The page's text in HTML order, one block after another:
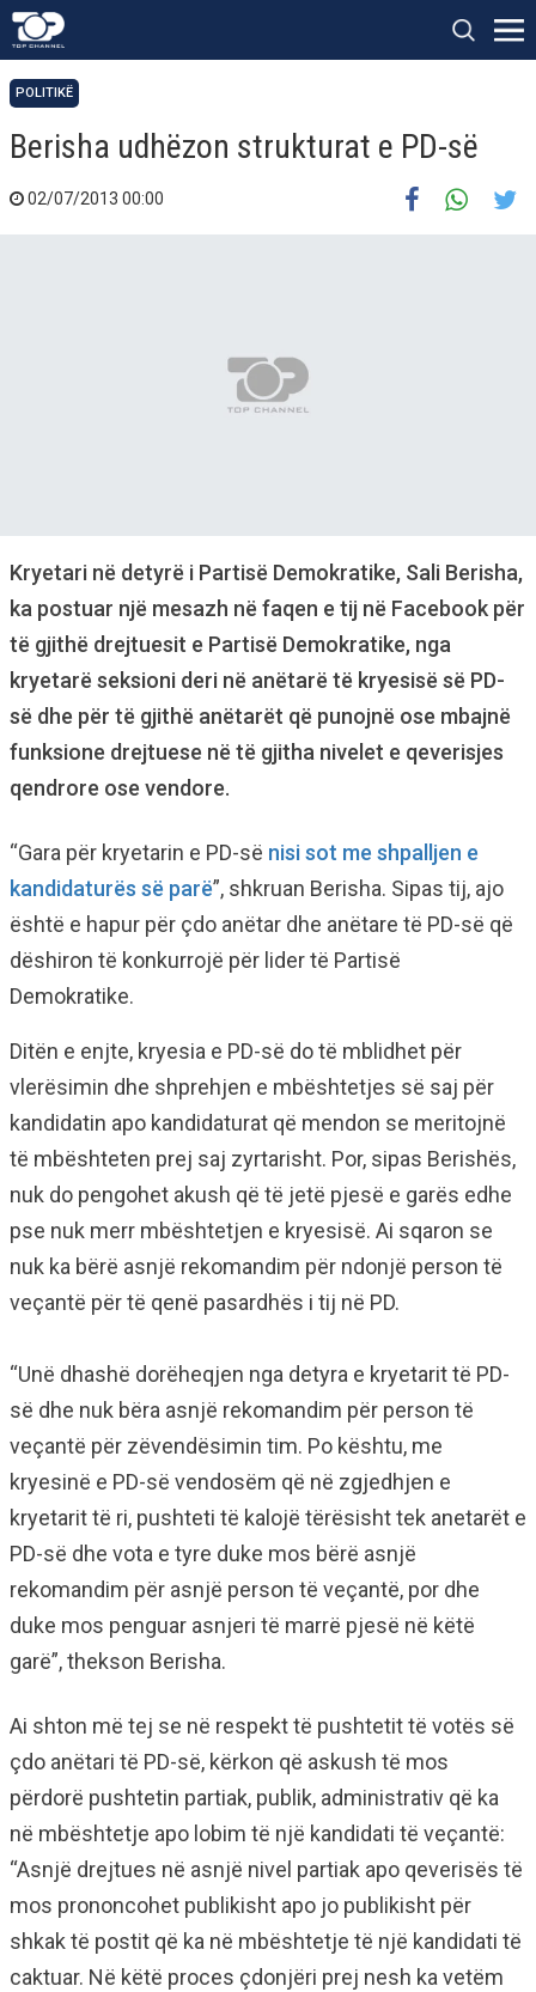
POLITIKË
Berisha udhëzon strukturat e PD-së
02/07/2013 00:00
Kryetari në detyrë i Partisë Demokratike, Sali Berisha,
ka postuar një mesazh në faqen e tij në Facebook për
të gjithë drejtuesit e Partisë Demokratike, nga
kryetarë seksioni deri në anëtarë të kryesisë së PD-
së dhe për të gjithë anëtarët që punojnë ose mbajnë
funksione drejtuese në të gjitha nivelet e qeverisjes
qendrore ose vendore.
“Gara për kryetarin e PD-së nisi sot me shpalljen e
kandidaturës së parë”, shkruan Berisha. Sipas tij, ajo
është e hapur për çdo anëtar dhe anëtare të PD-së që
dëshiron të konkurrojë për lider të Partisë
Demokratike.
Ditën e enjte, kryesia e PD-së do të mblidhet për
vlerësimin dhe shprehjen e mbështetjes së saj për
kandidatin apo kandidaturat që mendon se meritojnë
të mbështeten prej saj zyrtarisht. Por, sipas Berishës,
nuk do pengohet akush që të jetë pjesë e garës edhe
pse nuk merr mbështetjen e kryesisë. Ai sqaron se
nuk ka bërë asnjë rekomandim për ndonjë person të
veçantë për të qenë pasardhës i tij në PD.
“Unë dhashë dorëheqjen nga detyra e kryetarit të PD-
së dhe nuk bëra asnjë rekomandim për person të
veçantë për zëvendësimin tim. Po kështu, me
kryesinë e PD-së vendosëm që në zgjedhjen e
kryetarit të ri, pushteti të kalojë tërësisht tek anetarët e
PD-së dhe vota e tyre duke mos bërë asnjë
rekomandim për asnjë person të veçantë, por dhe
duke mos penguar asnjeri të marrë pjesë në këtë
garë”, thekson Berisha.
Ai shton më tej se në respekt të pushtetit të votës së
çdo anëtari të PD-së, kërkon që askush të mos
përdorë pushtetin partiak, publik, administrativ që ka
në mbështetje apo lobim të një kandidati të veçantë:
“Asnjë drejtues në asnjë nivel partiak apo qeverisës të
mos prononcohet publikisht apo jo publikisht për
shkak të postit që ka në mbështetje të një kandidati të
caktuar. Në këtë proces çdonjëri prej nesh ka vetëm